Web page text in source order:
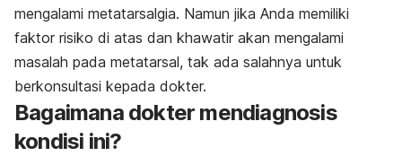
mengalami metatarsalgia. Namun jika Anda memiliki
faktor risiko di atas dan khawatir akan mengalami
masalah pada metatarsal, tak ada salahnya untuk
berkonsultasi kepada dokter.
Bagaimana dokter mendiagnosis
kondisi ini?